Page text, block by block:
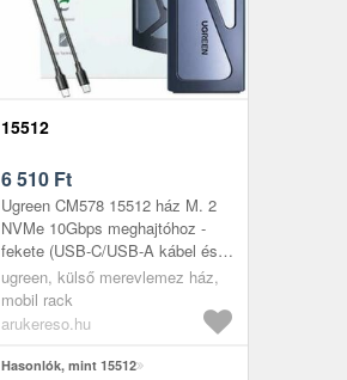
15512
6 510 Ft
Ugreen CM578 15512 ház M. 2
NVMe 10Gbps meghajtóhoz -
fekete (USB-C/USB-A kábel és
USB-C/USB-C kábel tartozék) Az
Ugreen CM578 15512 ház az
USB 3.2...
ugreen, külső merevlemez ház,
mobil rack
arukereso.hu
Hasonlók, mint 15512